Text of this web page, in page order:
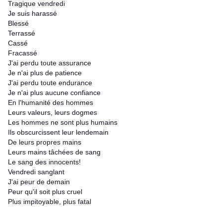
Tragique vendredi
Je suis harassé
Blessé
Terrassé
Cassé
Fracassé
J'ai perdu toute assurance
Je n'ai plus de patience
J'ai perdu toute endurance
Je n'ai plus aucune confiance
En l'humanité des hommes
Leurs valeurs, leurs dogmes
Les hommes ne sont plus humains
Ils obscurcissent leur lendemain
De leurs propres mains
Leurs mains tâchées de sang
Le sang des innocents!
Vendredi sanglant
J'ai peur de demain
Peur qu'il soit plus cruel
Plus impitoyable, plus fatal